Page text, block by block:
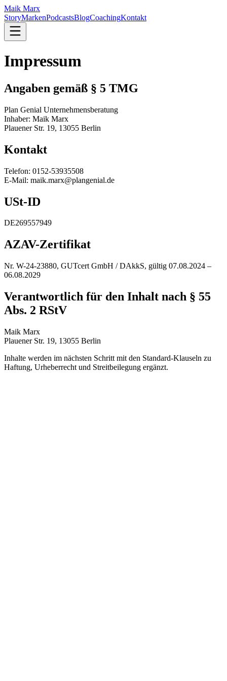
Maik Marx
StoryMarkenPodcastsBlogCoachingKontakt
Impressum
Angaben gemäß § 5 TMG
Plan Genial Unternehmensberatung
Inhaber: Maik Marx
Plauener Str. 19, 13055 Berlin
Kontakt
Telefon: 0152-53935508
E-Mail: maik.marx@plangenial.de
USt-ID
DE269557949
AZAV-Zertifikat
Nr. W-24-23880, GUTcert GmbH / DAkkS, gültig 07.08.2024 –
06.08.2029
Verantwortlich für den Inhalt nach § 55
Abs. 2 RStV
Maik Marx
Plauener Str. 19, 13055 Berlin
Inhalte werden im nächsten Schritt mit den Standard-Klauseln zu
Haftung, Urheberrecht und Streitbeilegung ergänzt.